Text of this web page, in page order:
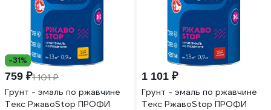
-31%
759 ₽1 101 ₽
Грунт - эмаль по ржавчине
Текс РжавоStop ПРОФИ
1 101 ₽
Грунт - эмаль по ржавчине
Текс РжавоStop ПРОФИ